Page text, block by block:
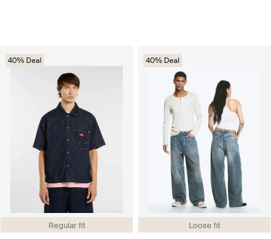
Regular fit
40% Deal
Loose fit
40% Deal